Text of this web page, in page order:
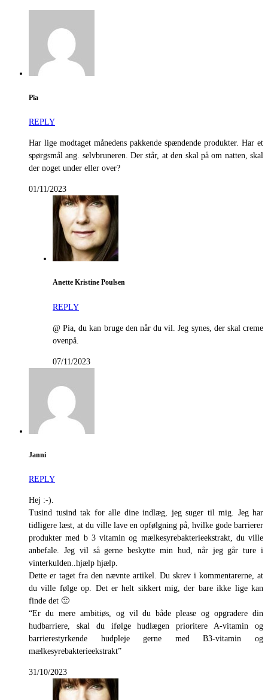
Pia
REPLY
Har lige modtaget månedens pakkende spændende produkter. Har et
spørgsmål ang. selvbruneren. Der står, at den skal på om natten, skal
der noget under eller over?
01/11/2023
Anette Kristine Poulsen
REPLY
@ Pia, du kan bruge den når du vil. Jeg synes, der skal creme
ovenpå.
07/11/2023
Janni
REPLY
Hej :-).
Tusind tusind tak for alle dine indlæg, jeg suger til mig. Jeg har
tidligere læst, at du ville lave en opfølgning på, hvilke gode barrierer
produkter med b 3 vitamin og mælkesyrebakterieekstrakt, du ville
anbefale. Jeg vil så gerne beskytte min hud, når jeg går ture i
vinterkulden..hjælp hjælp.
Dette er taget fra den nævnte artikel. Du skrev i kommentarerne, at
du ville følge op. Det er helt sikkert mig, der bare ikke lige kan
finde det 🙂
“Er du mere ambitiøs, og vil du både please og opgradere din
hudbarriere, skal du ifølge hudlægen prioritere A-vitamin og
barrierestyrkende hudpleje gerne med B3-vitamin og
mælkesyrebakterieekstrakt”
31/10/2023